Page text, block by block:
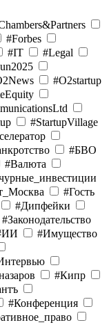
#Forbes
#IT
#Legal
#O2startup
#StartupVillage
#БВО
#Валюта
#Гость
#Дипфейки
#Законодательство
#Имущество
#Кипр
#Конференция